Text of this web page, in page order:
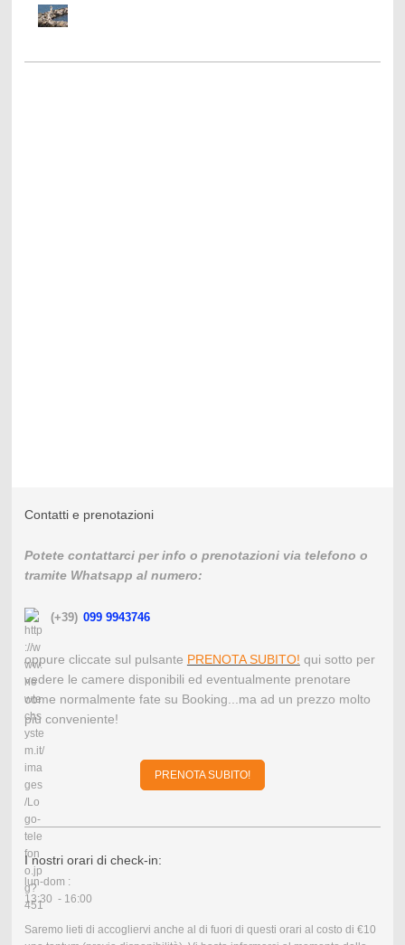
Contatti e prenotazioni
Potete contattarci per info o prenotazioni via telefono o
tramite Whatsapp al numero:
(+39) 099 9943746
oppure cliccate sul pulsante PRENOTA SUBITO! qui sotto per
vedere le camere disponibili ed eventualmente prenotare
come normalmente fate su Booking...ma ad un prezzo molto
più conveniente!
PRENOTA SUBITO!
I nostri orari di check-in:
lun-dom :
13:30 - 16:00
Saremo lieti di accogliervi anche al di fuori di questi orari al costo di €10